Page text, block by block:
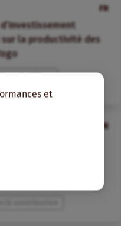
et
FR
sur la productivité des
scientifique
EN, FR
l’Agriculture